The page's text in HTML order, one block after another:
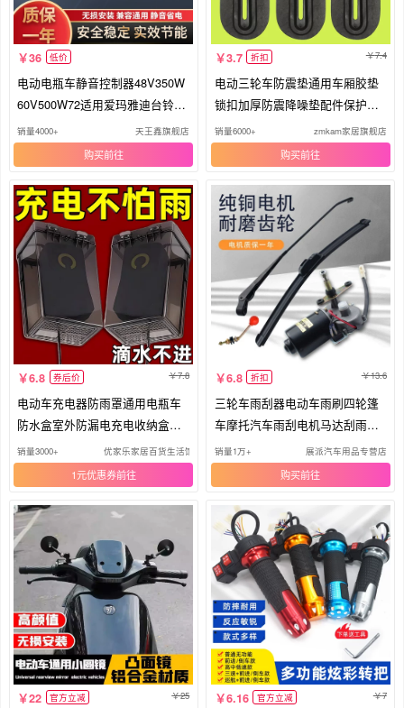
36 低价
电动电瓶车静音控制器48V350W
60V500W72适用爱玛雅迪台铃小
刀三轮
销量4000+ 天王鑫旗舰店
购买
3.7 折扣 7.4
电动三轮车防震垫通用车厢胶垫
锁扣加厚防震降噪垫配件保护防
撞垫
销量6000+ zmkam家居旗舰店
购买
6.8 券后价 7.8
电动车充电器防雨罩通用电瓶车
防水盒室外防漏电充电收纳盒防
尘
销量3000+ 优家乐家居百货生活馆
1元优惠券
6.8 折扣 13.6
三轮车雨刮器电动车雨刷四轮篷
车摩托汽车雨刮电机马达刮雨器
总成
销量1万+ 展派汽车用品专营店
购买
22 官方立减 25 6.16 官方立减 7